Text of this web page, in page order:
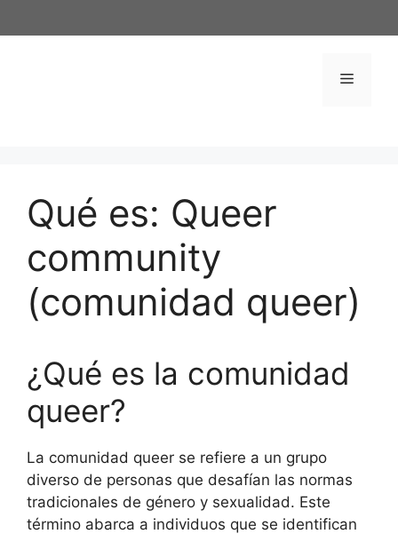
al
Menú
Qué es: Queer
community
(comunidad queer)
¿Qué es la comunidad
queer?
La comunidad queer se refiere a un grupo
diverso de personas que desafían las normas
tradicionales de género y sexualidad. Este
término abarca a individuos que se identifican